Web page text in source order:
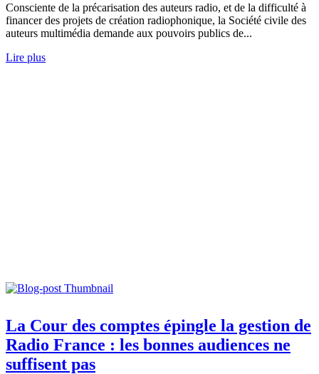
Consciente de la précarisation des auteurs radio, et de la difficulté à
financer des projets de création radiophonique, la Société civile des
auteurs multimédia demande aux pouvoirs publics de...
Lire plus
La Cour des comptes épingle la gestion de
Radio France : les bonnes audiences ne
suffisent pas